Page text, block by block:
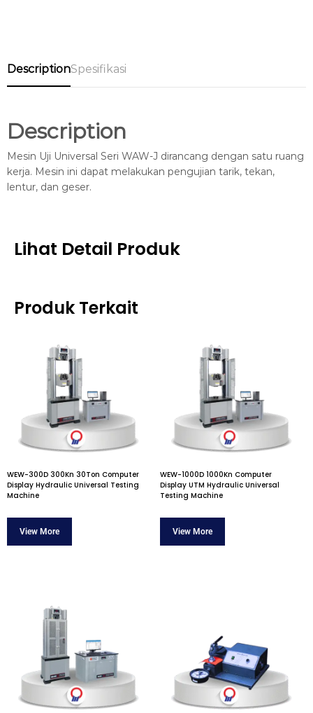
DescriptionSpesifikasi
Description
Mesin Uji Universal Seri WAW-J dirancang dengan satu ruang
kerja. Mesin ini dapat melakukan pengujian tarik, tekan,
lentur, dan geser.
Lihat Detail Produk
Produk Terkait
WEW-300D 300Kn 30Ton Computer
Display Hydraulic Universal Testing
Machine
WEW-1000D 1000Kn Computer
Display UTM Hydraulic Universal
Testing Machine